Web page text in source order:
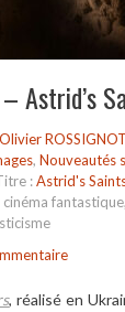
Astrid’s
, Nouveautés
:Astrid's
cinéma fantastique,
, réalisé en